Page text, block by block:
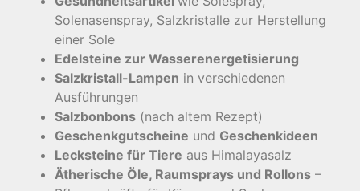
Solenasenspray, Salzkristalle zur Herstellung
einer Sole
Edelsteine zur Wasserenergetisierung
Salzkristall-Lampen in verschiedenen
Ausführungen
Salzbonbons(nach altem Rezept)
Geschenkgutscheine und Geschenkideen
Lecksteine für Tiere aus Himalayasalz
Ätherische Öle, Raumsprays und Rollons–